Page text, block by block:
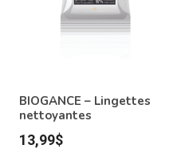
BIOGANCE – Lingettes
nettoyantes
13,99$